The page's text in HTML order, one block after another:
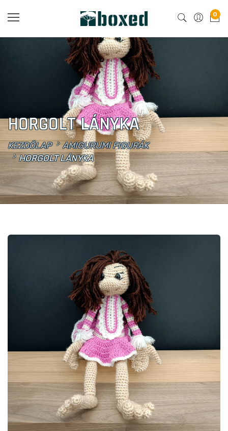
0
HORGOLT LÁNYKA
KEZDŐLAP
AMIGURUMI FIGURÁK
HORGOLT LÁNYKA